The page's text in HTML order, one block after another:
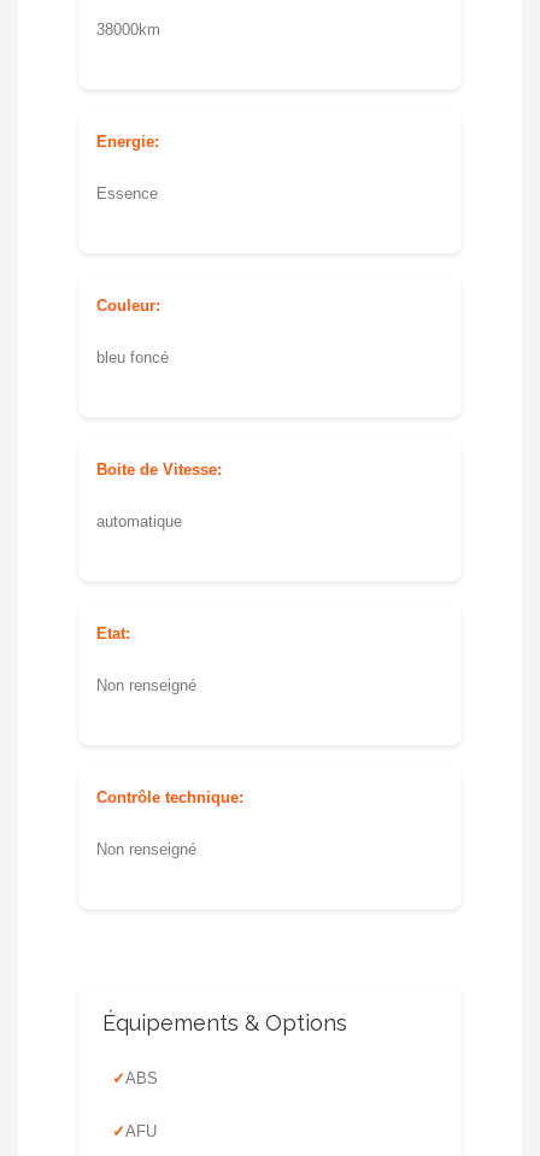
38000km
Energie:
Essence
Couleur:
bleu foncé
Boite de Vitesse:
automatique
Etat:
Non renseigné
Contrôle technique:
Non renseigné
Équipements & Options
ABS
AFU